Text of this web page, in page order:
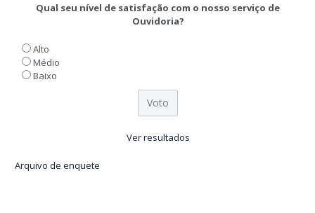
Qual seu nível de satisfação com o nosso serviço de
Ouvidoria?
Alto
Médio
Baixo
Ver resultados
Arquivo de enquete